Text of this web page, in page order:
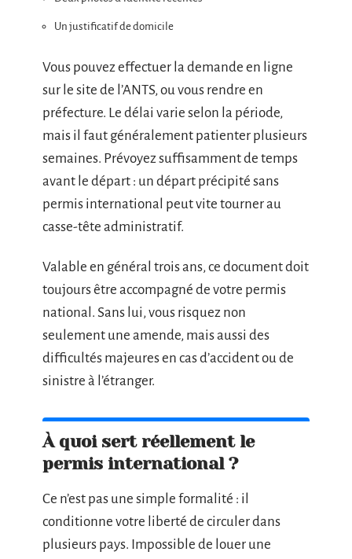
Un justificatif de domicile
Vous pouvez effectuer la demande en ligne
sur le site de l’ANTS, ou vous rendre en
préfecture. Le délai varie selon la période,
mais il faut généralement patienter plusieurs
semaines. Prévoyez suffisamment de temps
avant le départ : un départ précipité sans
permis international peut vite tourner au
casse-tête administratif.
Valable en général trois ans, ce document doit
toujours être accompagné de votre permis
national. Sans lui, vous risquez non
seulement une amende, mais aussi des
difficultés majeures en cas d’accident ou de
sinistre à l’étranger.
À quoi sert réellement le
permis international ?
Ce n’est pas une simple formalité : il
conditionne votre liberté de circuler dans
plusieurs pays. Impossible de louer une